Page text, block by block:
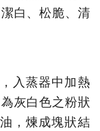
白、松脆、清
，入蒸器中加熱
灰白色之粉狀
，煉成塊狀結